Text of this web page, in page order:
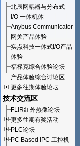
北辰网耦器与分布式
I/O 一体机体
Anybus Communicator
网关产品体验
实点科技一体式I/O产品
体验
福禄克综合体验论坛
产品体验综合讨论区
更多往期体验论坛
技术交流区
FLIR红外热像论坛
更多往期有奖活动
PLC论坛
PC Based IPC 工控机